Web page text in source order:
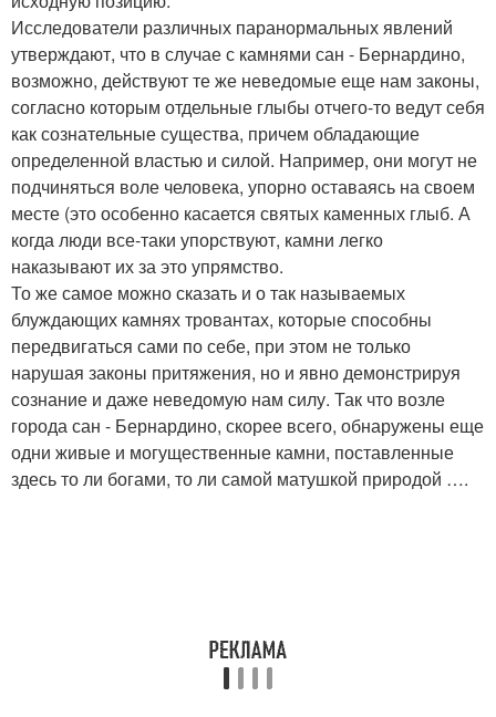
Исследователи различных паранормальных явлений
утверждают, что в случае с камнями сан - Бернардино,
возможно, действуют те же неведомые еще нам законы,
согласно которым отдельные глыбы отчего-то ведут себя
как сознательные существа, причем обладающие
определенной властью и силой. Например, они могут не
подчиняться воле человека, упорно оставаясь на своем
месте (это особенно касается святых каменных глыб. А
когда люди все-таки упорствуют, камни легко
наказывают их за это упрямство.
То же самое можно сказать и о так называемых
блуждающих камнях тровантах, которые способны
передвигаться сами по себе, при этом не только
нарушая законы притяжения, но и явно демонстрируя
сознание и даже неведомую нам силу. Так что возле
города сан - Бернардино, скорее всего, обнаружены еще
одни живые и могущественные камни, поставленные
здесь то ли богами, то ли самой матушкой природой ….